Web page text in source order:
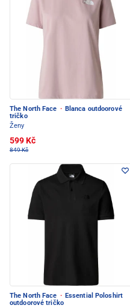
The North Face · Blanca outdoorové
tričko
Ženy
599 Kč
849 Kč
The North Face · Essential Poloshirt
outdoorové tričko